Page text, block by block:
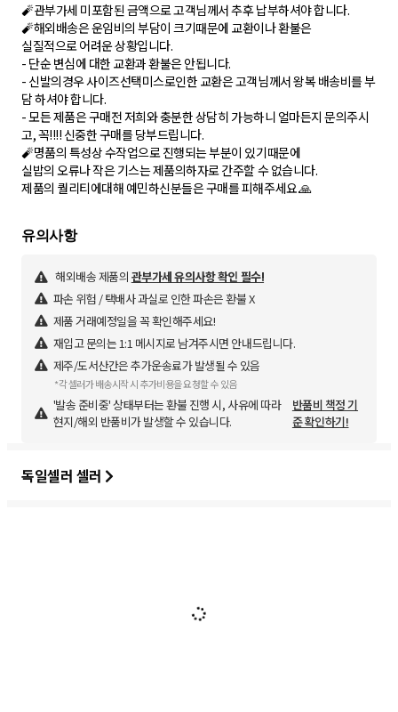
🧨관부가세 미포함된 금액으로 고객님께서 추후 납부하셔야 합니다.
🧨해외배송은 운임비의 부담이 크기때문에 교환이나 환불은
실질적으로 어려운 상황입니다.
- 단순 변심에 대한 교환과 환불은 안됩니다.
- 신발의경우 사이즈선택미스로인한 교환은 고객님께서 왕복 배송비를 부
담 하셔야 합니다.
- 모든 제품은 구매전 저희와 충분한 상담히 가능하니 얼마든지 문의주시
고, 꼭!!!! 신중한 구매를 당부드립니다.
🧨명품의 특성상 수작업으로 진행되는 부분이 있기때문에
실밥의 오류나 작은 기스는 제품의하자로 간주할 수 없습니다.
제품의 퀄리티에대해 예민하신분들은 구매를 피해주세요.🙏
유의사항
해외배송 제품의 관부가세 유의사항 확인 필수!
파손 위험 / 택배사 과실로 인한 파손은 환불 X
제품 거래예정일을 꼭 확인해주세요!
재입고 문의는 1:1 메시지로 남겨주시면 안내드립니다.
제주/도서산간은 추가운송료가 발생될 수 있음
*각 셀러가 배송시작 시 추가비용을 요청할 수 있음
'발송 준비중' 상태부터는 환불 진행 시, 사유에 따라
현지/해외 반품비가 발생할 수 있습니다.
반품비 책정 기
준 확인하기!
독일셀러 셀러